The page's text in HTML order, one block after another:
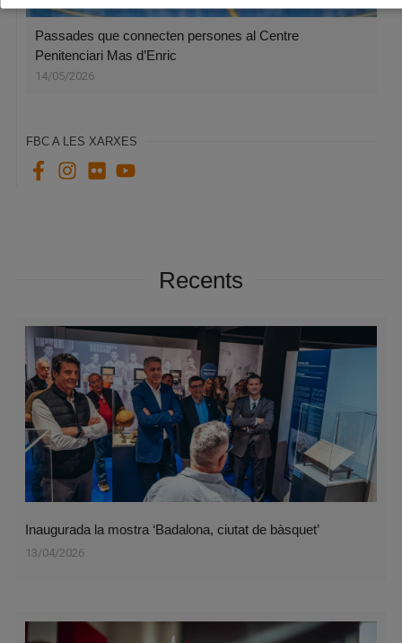
Passades que connecten persones al Centre
Penitenciari Mas d’Enric
14/05/2026
FBC A LES XARXES
Recents
Inaugurada la mostra ‘Badalona, ciutat de bàsquet’
13/04/2026